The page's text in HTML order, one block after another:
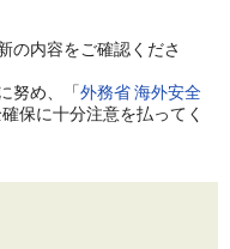
の内容をご確認くださ
努め、「外務省 海外安全
保に十分注意を払ってく